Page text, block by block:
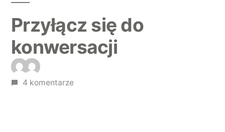
Przyłącz się do
konwersacji
4 komentarze